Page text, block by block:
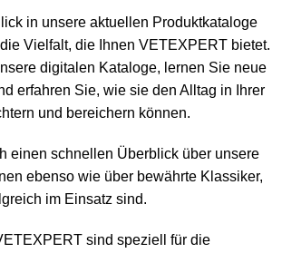
in unsere aktuellen Produktkataloge
Vielfalt, die Ihnen VETEXPERT bietet.
digitalen Kataloge, lernen Sie neue
erfahren Sie, wie sie den Alltag in Ihrer
und bereichern können.
einen schnellen Überblick über unsere
ebenso wie über bewährte Klassiker,
im Einsatz sind.
sind speziell für die